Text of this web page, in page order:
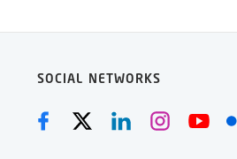
SOCIAL NETWORKS